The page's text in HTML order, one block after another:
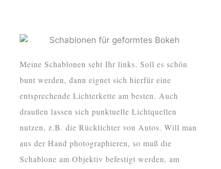
Meine Schablonen seht Ihr links. Soll es schön
bunt werden, dann eignet sich hierfür eine
entsprechende Lichterkette am besten. Auch
draußen lassen sich punktuelle Lichtquellen
nutzen, z.B. die Rücklichter von Autos. Will man
aus der Hand photographieren, so muß die
Schablone am Objektiv befestigt werden, am